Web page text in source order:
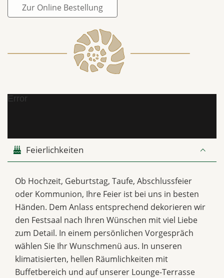
Zur Online Bestellung
Error
Feierlichkeiten
Ob Hochzeit, Geburtstag, Taufe, Abschlussfeier
oder Kommunion, Ihre Feier ist bei uns in besten
Händen. Dem Anlass entsprechend dekorieren wir
den Festsaal nach Ihren Wünschen mit viel Liebe
zum Detail. In einem persönlichen Vorgespräch
wählen Sie Ihr Wunschmenü aus. In unseren
klimatisierten, hellen Räumlichkeiten mit
Buffetbereich und auf unserer Lounge-Terrasse